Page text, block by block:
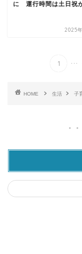
に 運行時間は土日祝
2025
1 ...
HOME 生活 子